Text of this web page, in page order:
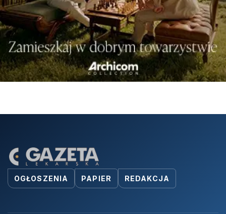
OGŁOSZENIA PAPIER REDAKCJA